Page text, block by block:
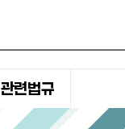
관련법규